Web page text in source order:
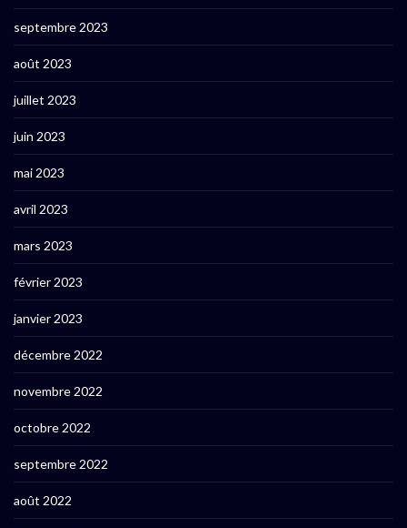
septembre 2023
août 2023
juillet 2023
juin 2023
mai 2023
avril 2023
mars 2023
février 2023
janvier 2023
décembre 2022
novembre 2022
octobre 2022
septembre 2022
août 2022